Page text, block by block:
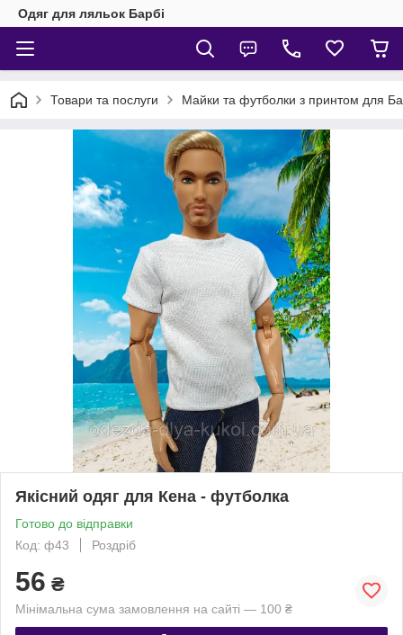
Одяг для ляльок Барбі
Товари та послуги Майки та футболки з принтом для
Якісний одяг для Кена - футболка
Готово до відправки
Код: ф43
Роздріб
56 ₴
Мінімальна сума замовлення на сайті — 100 ₴